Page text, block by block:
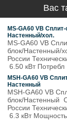
Вас
MS-GA60 VB
Настенный/хол.
MS-GA60 VB
блок/Настенный/
России
6.50 кВт Потребл
MSH-GA60 VB
Настенный
MSH-GA60 VB
блок/Настенный
России
6.3 кВт